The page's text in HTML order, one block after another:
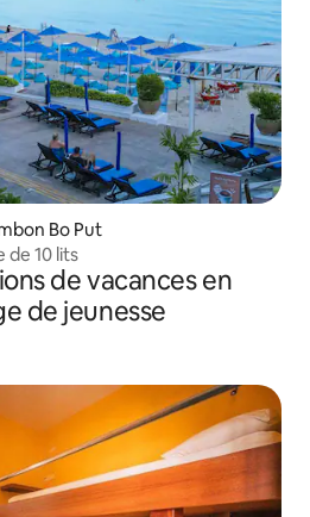
Bo Put
de 10 lits
de vacances en
de jeunesse